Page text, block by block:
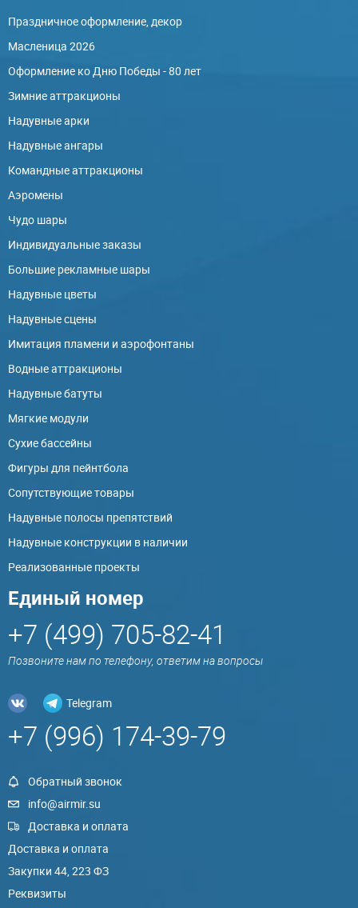
Праздничное оформление, декор
Масленица 2026
Оформление ко Дню Победы - 80 лет
Зимние аттракционы
Надувные арки
Надувные ангары
Командные аттракционы
Аэромены
Чудо шары
Индивидуальные заказы
Большие рекламные шары
Надувные цветы
Надувные сцены
Имитация пламени и аэрофонтаны
Водные аттракционы
Надувные батуты
Мягкие модули
Сухие бассейны
Фигуры для пейнтбола
Сопутствующие товары
Надувные полосы препятствий
Надувные конструкции в наличии
Реализованные проекты
Единый номер
+7 (499) 705-82-41
Позвоните нам по телефону, ответим на вопросы
Telegram
+7 (996) 174-39-79
Обратный звонок
info@airmir.su
Доставка и оплата
Доставка и оплата
Закупки 44, 223 ФЗ
Реквизиты